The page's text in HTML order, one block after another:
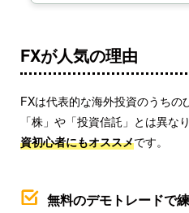
FXが人気の理由
FXは代表的な海外投資のうちの
「株」や「投資信託」とは異な
資初心者にもオススメです。
無料のデモトレードで